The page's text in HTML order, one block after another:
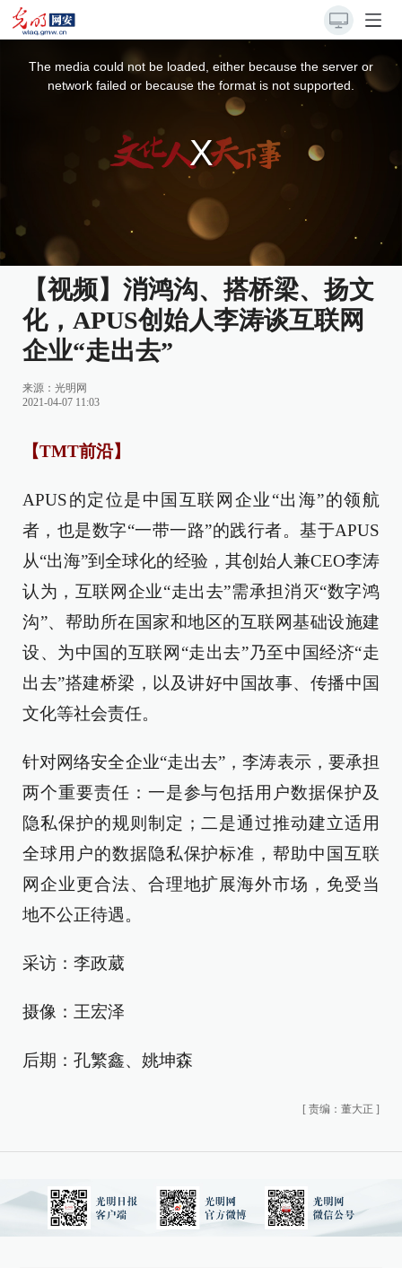
The media could not be loaded, either because the server or
network failed or because the format is not supported.
【视频】消鸿沟、搭桥梁、扬文
化，APUS创始人李涛谈互联网
企业“走出去”
来源： 光明网
2021-04-07 11:03
【TMT前沿】
APUS的定位是中国互联网企业“出海”的领航
者，也是数字“一带一路”的践行者。基于APUS
从“出海”到全球化的经验，其创始人兼CEO李涛
认为，互联网企业“走出去”需承担消灭“数字鸿
沟”、帮助所在国家和地区的互联网基础设施建
设、为中国的互联网“走出去”乃至中国经济“走
出去”搭建桥梁，以及讲好中国故事、传播中国
文化等社会责任。
针对网络安全企业“走出去”，李涛表示，要承担
两个重要责任：一是参与包括用户数据保护及
隐私保护的规则制定；二是通过推动建立适用
全球用户的数据隐私保护标准，帮助中国互联
网企业更合法、合理地扩展海外市场，免受当
地不公正待遇。
采访：李政葳
摄像：王宏泽
后期：孔繁鑫、姚坤森
[ 责编：董大正 ]